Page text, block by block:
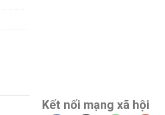
Kết nối mạng xã hội